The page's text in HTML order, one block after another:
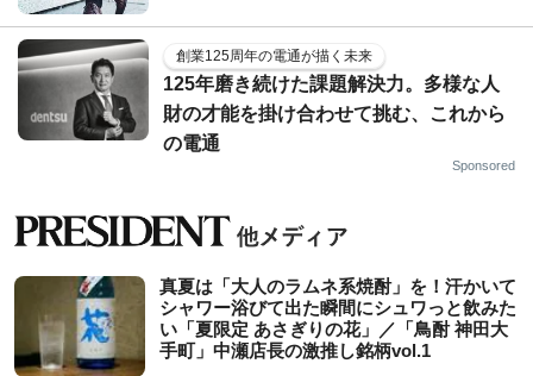
創業125周年の電通が描く未来
125年磨き続けた課題解決力。多様な人
財の才能を掛け合わせて挑む、これから
の電通
Sponsored
真夏は「大人のラムネ系焼酎」を！汗かいて
シャワー浴びて出た瞬間にシュワっと飲みた
い「夏限定 あさぎりの花」／「鳥酎 神田大
手町」中瀬店長の激推し銘柄vol.1